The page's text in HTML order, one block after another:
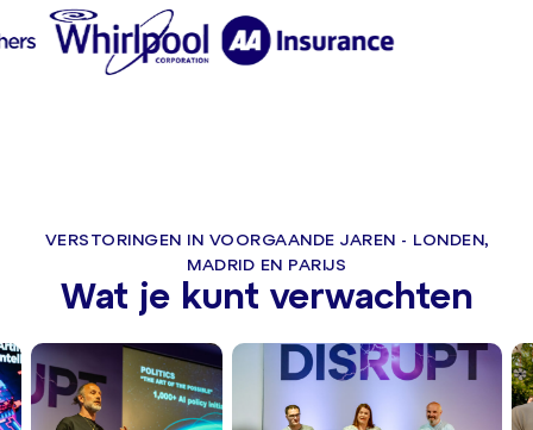
VERSTORINGEN IN VOORGAANDE JAREN - LONDEN,
MADRID EN PARIJS
Wat je kunt verwachten